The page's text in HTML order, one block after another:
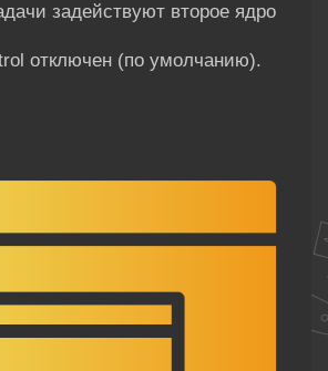
задействуют второе ядро
отключен (по умолчанию).